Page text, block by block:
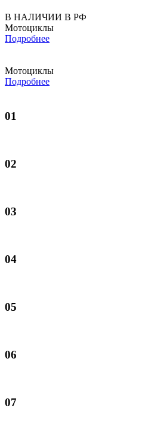
В НАЛИЧИИ В РФ
Мотоциклы
Подробнее
Мотоциклы
Подробнее
01
02
03
04
05
06
07